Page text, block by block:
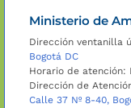
Ministerio de
Dirección ventanilla
Bogotá DC
Horario de atención:
Dirección de
Calle 37 Nº 8-40,